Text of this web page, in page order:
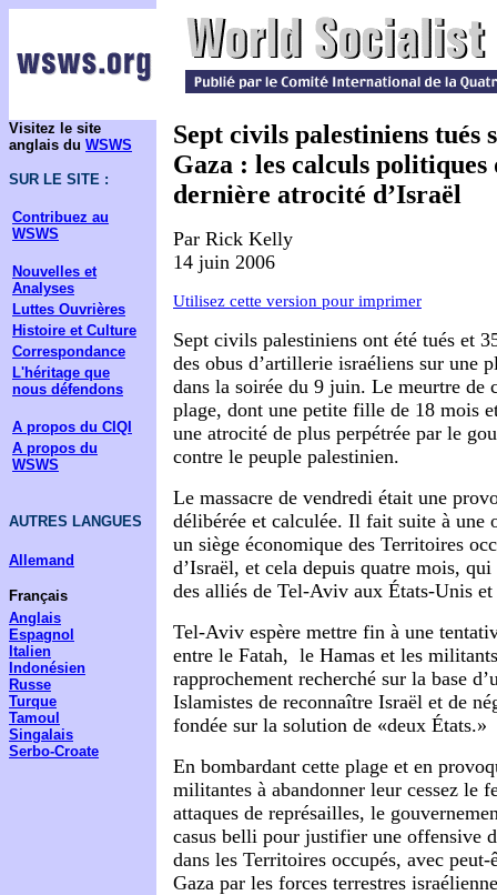
Visitez le site
anglais du WSWS
SUR LE SITE :
Contribuez au
WSWS
Nouvelles et
Analyses
Luttes Ouvrières
Histoire et Culture
Correspondance
L'héritage que
nous défendons
A propos du CIQI
A propos du
WSWS
AUTRES LANGUES
Allemand
Français
Anglais
Espagnol
Italien
Indonésien
Russe
Turque
Tamoul
Singalais
Serbo-Croate
Sept civils palestiniens tués
Gaza : les calculs
dernière atrocité d’Israël
Par Rick Kelly
14 juin 2006
Utilisez cette version pour imprimer
Sept civils palestiniens ont été tués et
des obus d’artillerie israéliens sur une
dans la soirée du 9 juin. Le meurtre de
plage, dont une petite fille de 18 mois
une atrocité de plus perpétrée par le
contre le peuple palestinien.
Le massacre de vendredi était une
délibérée et calculée. Il fait suite à une
un siège économique des Territoires
d’Israël, et cela depuis quatre mois,
des alliés de Tel-Aviv aux États-Unis et
Tel-Aviv espère mettre fin à une
entre le Fatah, le Hamas et les
rapprochement recherché sur la base
Islamistes de reconnaître Israël et de
fondée sur la solution de «deux États.»
En bombardant cette plage et en
militantes à abandonner leur cessez le
attaques de représailles, le
casus belli pour justifier une offensive
dans les Territoires occupés, avec
Gaza par les forces terrestres